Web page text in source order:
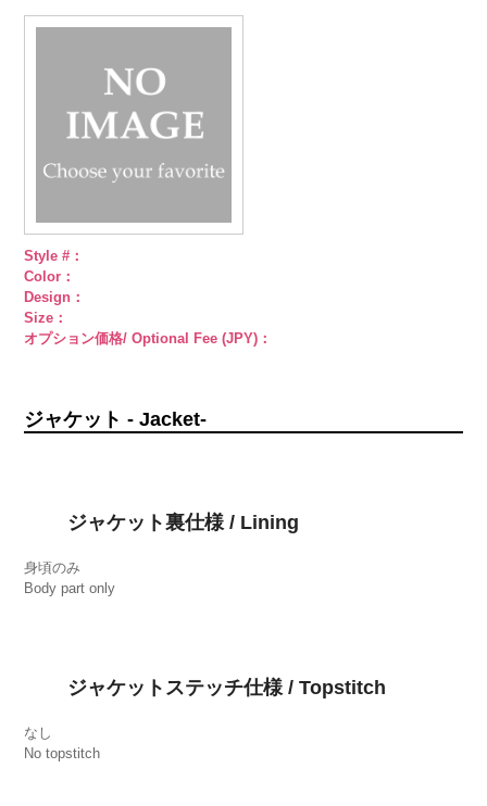
直径23mm／
小ボタン直径
直径23mm／
小ボタン直径
インストーン
Style #：
Color：
Design：
Size：
オプション価格/ Optional Fee (JPY)：
ジャケット - Jacket-
ジャケット裏仕様 / Lining
身頃のみ
Body part only
ジャケットステッチ仕様 / Topstitch
なし
No topstitch